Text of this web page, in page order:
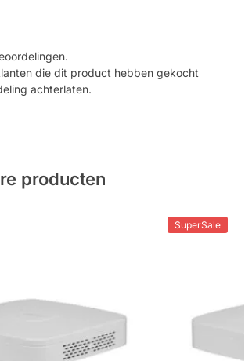
die dit product hebben gekocht
achterlaten.
producten
SuperSale